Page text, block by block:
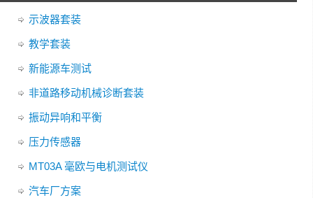
示波器套装
教学套装
新能源车测试
非道路移动机械诊断套装
振动异响和平衡
压力传感器
MT03A 毫欧与电机测试仪
汽车厂方案